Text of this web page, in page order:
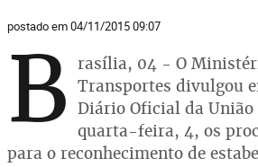
postado em 04/11/2015 09:07
B rasília, 04 - O
Transportes divulgou
Diário Oficial da União
quarta-feira, 4, os
para o reconhecimento de